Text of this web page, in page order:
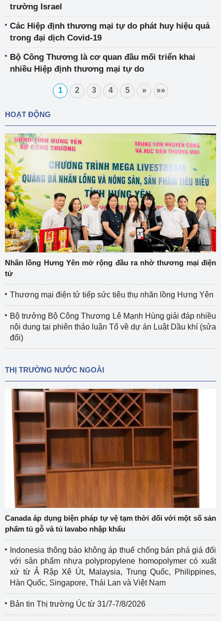
trường Israel
Các Hiệp định thương mại tự do phát huy hiệu quả
trong đại dịch Covid-19
Bộ Công Thương là cơ quan đầu mối triển khai
nhiều Hiệp định thương mại tự do
1 2 3 4 5 » »»
HOẠT ĐỘNG
Nhãn lồng Hưng Yên mở rộng đầu ra nhờ thương mại điện
tử
Thương mại điện tử tiếp sức tiêu thụ nhãn lồng Hưng Yên
Bộ trưởng Bộ Công Thương Lê Mạnh Hùng giải đáp nhiều
nội dung tại phiên thảo luận Tổ về dự án Luật Dầu khí (sửa
đổi)
THỊ TRƯỜNG NƯỚC NGOÀI
Canada áp dụng biện pháp tự vệ tạm thời đối với một số sản
phẩm tủ gỗ và tủ lavabo nhập khẩu
Indonesia thông báo không áp thuế chống bán phá giá đối
với sản phẩm nhựa polypropylene homopolymer có xuất
xứ từ Ả Rập Xê Út, Malaysia, Trung Quốc, Philippines,
Hàn Quốc, Singapore, Thái Lan và Việt Nam
Bản tin Thị trường Úc từ 31/7-7/8/2026